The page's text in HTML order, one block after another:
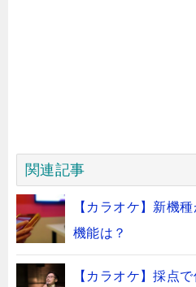
関連記事
【カラオケ】新機
機能は？
【カラオケ】採点